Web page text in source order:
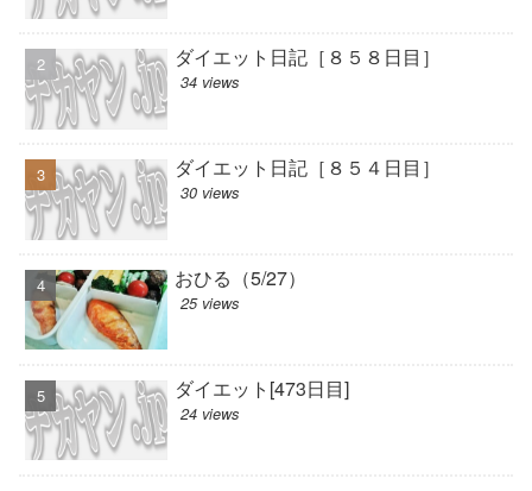
ダイエット日記［８５８日目］
34 views
ダイエット日記［８５４日目］
30 views
おひる（5/27）
25 views
ダイエット[473日目]
24 views